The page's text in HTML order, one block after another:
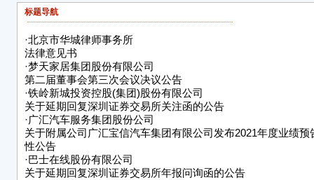
标题导航
·北京市华城律师事务所
法律意见书
·梦天家居集团股份有限公司
第二届董事会第三次会议决议公告
·铁岭新城投资控股(集团)股份有限公司
关于延期回复深圳证券交易所关注函的公告
·广汇汽车服务集团股份公司
关于附属公司广汇宝信汽车集团有限公司发布2021年度业绩预
性公告
·巴士在线股份有限公司
关于延期回复深圳证券交易所年报问询函的公告